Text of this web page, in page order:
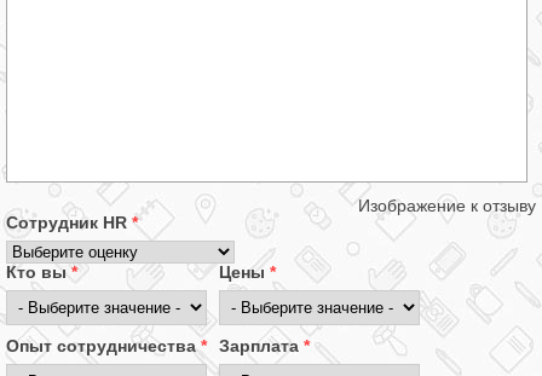
Изображение к отзыву
Сотрудник HR *
Кто вы * Цены *
Опыт сотрудничества* Зарплата *